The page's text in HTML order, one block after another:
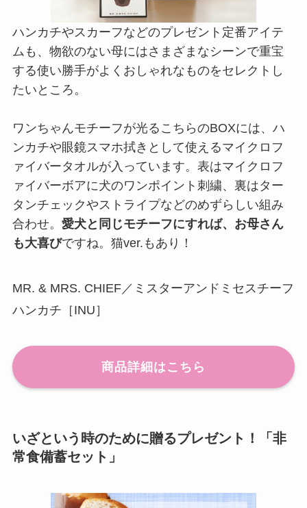
ハンカチやスカーフなどのプレゼント定番アイテ
ムも、物欲のない母にはさまざまなシーンで重宝
する使い勝手がよくおしゃれなものをセレクトし
たいところ。
ワンちゃんモチーフが光るこちらのBOXには、ハ
ンカチや眼鏡スマホ拭きとして使えるマイクロフ
ァイバータオルが入っています。表はマイクロフ
ァイバーボアに犬のワンポイント刺繍、裏はター
タンチェックやストライプなどのめずらしい組み
合わせ。 愛犬と同じモチーフにすれば、お母さん
も大喜びですね。猫ver.もあり！
MR. & MRS. CHIEF／ミスターアンドミセスチーフ
ハンカチ［INU］
商品詳細はこちら
いざという時のために贈るプレゼント！「非
常食備蓄セット」